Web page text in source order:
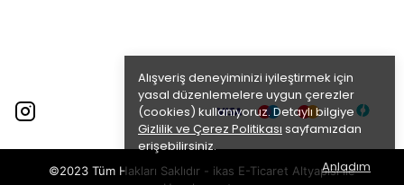
Alışveriş deneyiminizi iyileştirmek için
yasal düzenlemelere uygun çerezler
(cookies) kullanıyoruz. Detaylı bilgiye
Gizlilik ve Çerez Politikası sayfamızdan
erişebilirsiniz.
Anladım
©2023 Tüm Hakları Saklıdır - ikas E-Ticaret Altyapısı ile